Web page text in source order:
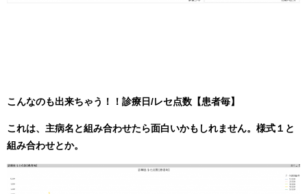
こんなのも出来ちゃう！！診療日/レセ点数【患者毎】
これは、主病名と組み合わせたら面白いかもしれません。様式１と
組み合わせとか。